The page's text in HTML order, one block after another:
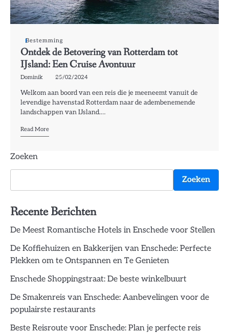
Bestemming
Ontdek de Betovering van Rotterdam tot
IJsland: Een Cruise Avontuur
Dominik 25/02/2024
Welkom aan boord van een reis die je meeneemt vanuit de
levendige havenstad Rotterdam naar de adembenemende
landschappen van IJsland.…
Read More
Zoeken
Zoeken
Recente Berichten
De Meest Romantische Hotels in Enschede voor Stellen
De Koffiehuizen en Bakkerijen van Enschede: Perfecte
Plekken om te Ontspannen en Te Genieten
Enschede Shoppingstraat: De beste winkelbuurt
De Smakenreis van Enschede: Aanbevelingen voor de
populairste restaurants
Beste Reisroute voor Enschede: Plan je perfecte reis